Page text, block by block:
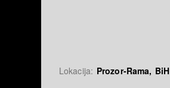
Lokacija: Prozor-Rama, BiH